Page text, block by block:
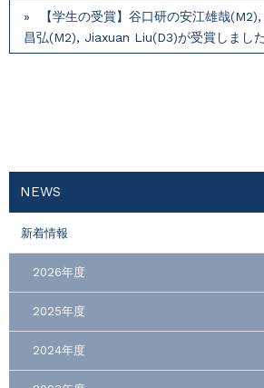
【学生の受賞】谷口研の安江雄哉
昌弘(M2), Jiaxuan Liu(D3)が受賞しまし
NEWS
新着情報
2026年度
2025年度
2024年度